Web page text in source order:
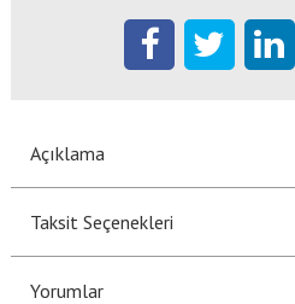
Açıklama
Taksit Seçenekleri
Yorumlar